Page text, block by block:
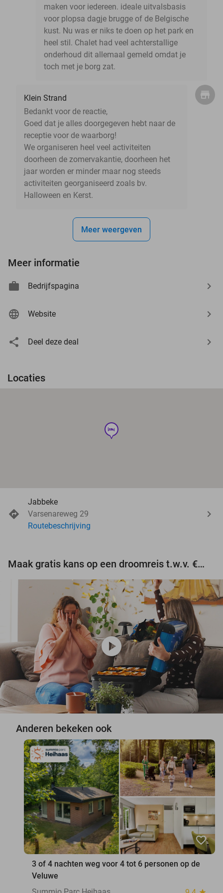
maken voor iedereen. ideale uitvalsbasis
voor plopsa dagje brugge of de Belgische
kust. Nu was er niks te doen op het park en
heel stil. Chalet had veel achterstallige
onderhoud dit allemaal gemeld omdat je
toch met je borg zat.
Klein Strand
Bedankt voor de reactie,
Goed dat je alles doorgegeven hebt naar de
receptie voor de waarborg!
We organiseren heel veel activiteiten
doorheen de zomervakantie, doorheen het
jaar worden er minder maar nog steeds
activiteiten georganiseerd zoals bv.
Halloween en Kerst.
Meer weergeven
Meer informatie
Bedrijfspagina
Website
Deel deze deal
Locaties
hotel
Jabbeke
Varsenareweg 29
Routebeschrijving
Maak gratis kans op een droomreis t.w.v. €3.000!
play_circle
Anderen bekeken ook
favorite_border
3 of 4 nachten weg voor 4 tot 6 personen op de
Veluwe